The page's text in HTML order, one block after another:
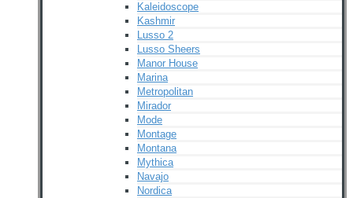
Kaleidoscope
Kashmir
Lusso 2
Lusso Sheers
Manor House
Marina
Metropolitan
Mirador
Mode
Montage
Montana
Mythica
Navajo
Nordica